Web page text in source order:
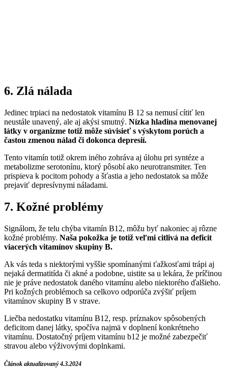
6. Zlá nálada
Jedinec trpiaci na nedostatok vitamínu B 12 sa nemusí cítiť len
neustále unavený, ale aj akýsi smutný. Nízka hladina menovanej
látky v organizme totiž môže súvisieť s výskytom porúch a
častou zmenou nálad či dokonca depresií.
Tento vitamín totiž okrem iného zohráva aj úlohu pri syntéze a
metabolizme serotonínu, ktorý pôsobí ako neurotransmiter. Ten
prispieva k pocitom pohody a šťastia a jeho nedostatok sa môže
prejaviť depresívnymi náladami.
7. Kožné problémy
Signálom, že telu chýba vitamín B12, môžu byť nakoniec aj rôzne
kožné problémy. Naša pokožka je totiž veľmi citlivá na deficit
viacerých vitamínov skupiny B.
Ak vás teda s niektorými vyššie spomínanými ťažkosťami trápi aj
nejaká dermatitída či akné a podobne, uistite sa u lekára, že príčinou
nie je práve nedostatok daného vitamínu alebo niektorého ďalšieho.
Pri kožných problémoch sa celkovo odporúča zvýšiť príjem
vitamínov skupiny B v strave.
Liečba nedostatku vitamínu B12, resp. príznakov spôsobených
deficitom danej látky, spočíva najmä v doplnení konkrétneho
vitamínu. Dostatočný príjem vitamínu b12 je možné zabezpečiť
stravou alebo výživovými doplnkami.
Článok aktualizovaný 4.3.2024